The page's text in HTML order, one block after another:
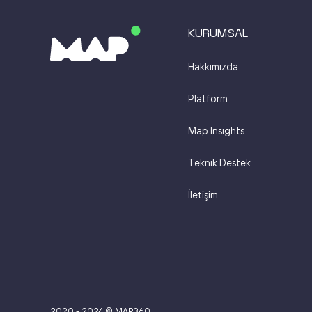
KURUMSAL
Hakkımızda
Platform
Map Insights
Teknik Destek
İletişim